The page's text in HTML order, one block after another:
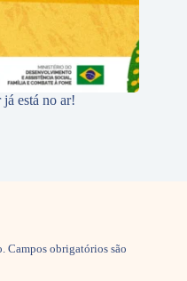
está no ar!
Campos obrigatórios são